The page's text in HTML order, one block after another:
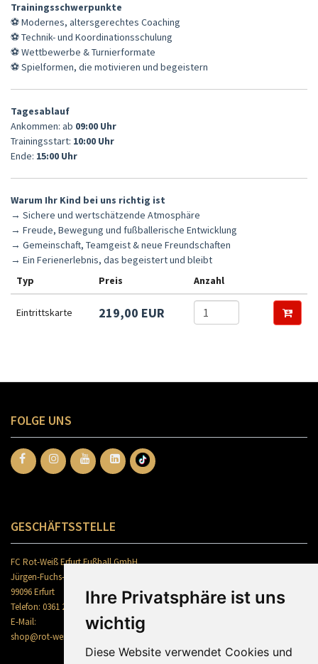
Ihre Privatsphäre ist uns
wichtig
Diese Website verwendet Cookies und
Trainingsschwerpunkte
⚽ Modernes, altersgerechtes Coaching
⚽ Technik- und Koordinationsschulung
⚽ Wettbewerbe & Turnierformate
⚽ Spielformen, die motivieren und begeistern
Tagesablauf
Ankommen: ab 09:00 Uhr
Trainingsstart: 10:00 Uhr
Ende: 15:00 Uhr
Warum Ihr Kind bei uns richtig ist
→ Sichere und wertschätzende Atmosphäre
→ Freude, Bewegung und fußballerische Entwicklung
→ Gemeinschaft, Teamgeist & neue Freundschaften
→ Ein Ferienerlebnis, das begeistert und bleibt
Typ
Preis Anzahl
Eintrittskarte 219,00 EUR
FOLGE UNS
GESCHÄFTSSTELLE
FC Rot-Weiß Erfurt Fußball GmbH
Jürgen-Fuchs-Straße 2
99096 Erfurt
Telefon: 0361 2300 6600
E-Mail:
shop@rot-weiss-erfurt.de